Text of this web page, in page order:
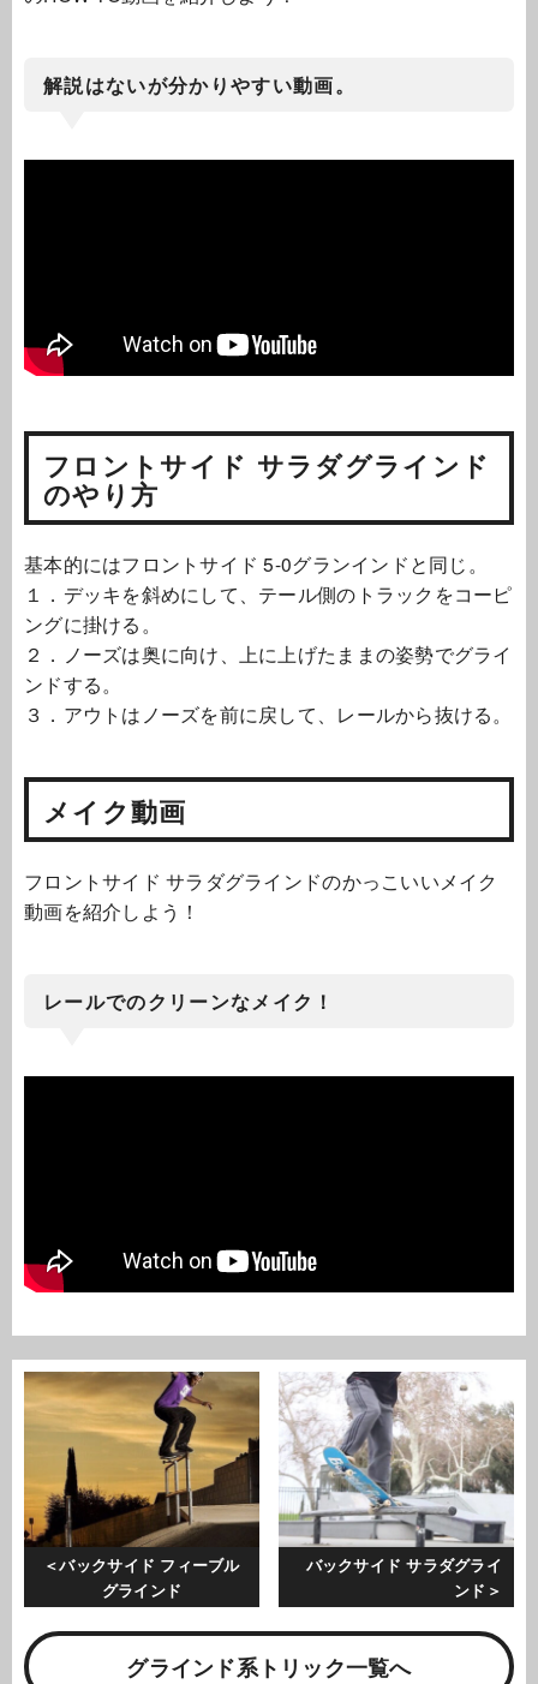
解説はないが分かりやすい動画。
フロントサイド サラダグラインド
のやり方
基本的にはフロントサイド 5-0グランインドと同じ。
１．デッキを斜めにして、テール側のトラックをコーピ
ングに掛ける。
２．ノーズは奥に向け、上に上げたままの姿勢でグライ
ンドする。
３．アウトはノーズを前に戻して、レールから抜ける。
メイク動画
フロントサイド サラダグラインドのかっこいいメイク
動画を紹介しよう！
レールでのクリーンなメイク！
バックサイド サラダグライ
ンド
バックサイド フィーブル
グラインド
グラインド系トリック一覧へ